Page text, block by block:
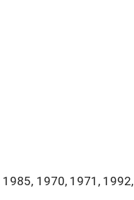
1970, 1971, 1992,